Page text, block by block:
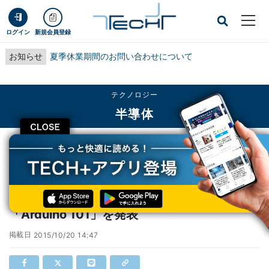
ログイン 新規会員登録
お知らせ 夏季休業期間のお問い合わせについて
CLOSE
テクノロジー
半導体
TECH+ テクノロジー
半導体
Intel、小型モジュール「Curie」を搭載した「Arduino 101」を発表
Intel、小型モジュール「Curie」を搭載した
「Arduino 101」を発表
掲載日 2015/10/20 14:47